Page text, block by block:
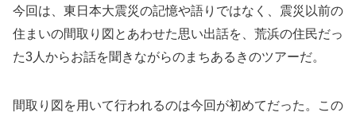
今回は、東日本大震災の記憶や語りではなく、震災以前の
住まいの間取り図とあわせた思い出話を、荒浜の住民だっ
た3人からお話を聞きながらのまちあるきのツアーだ。
間取り図を用いて行われるのは今回が初めてだった。この